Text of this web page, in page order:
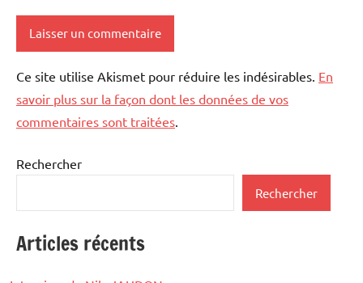
Ce site utilise Akismet pour réduire les indésirables. En
savoir plus sur la façon dont les données de vos
commentaires sont traitées.
Rechercher
Rechercher
Articles récents